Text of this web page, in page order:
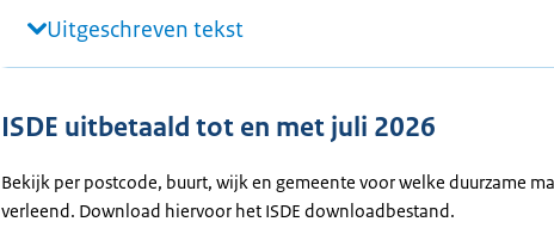
Uitgeschreven tekst
ISDE uitbetaald tot en met juli 2026
Bekijk per postcode, buurt, wijk en gemeente voor welke duurzame
verleend. Download hiervoor het ISDE downloadbestand.